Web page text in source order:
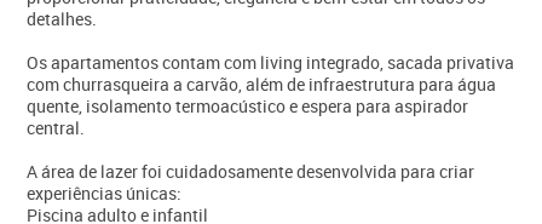
detalhes.
Os apartamentos contam com living integrado, sacada privativa
com churrasqueira a carvão, além de infraestrutura para água
quente, isolamento termoacústico e espera para aspirador
central.
A área de lazer foi cuidadosamente desenvolvida para criar
experiências únicas:
Piscina adulto e infantil